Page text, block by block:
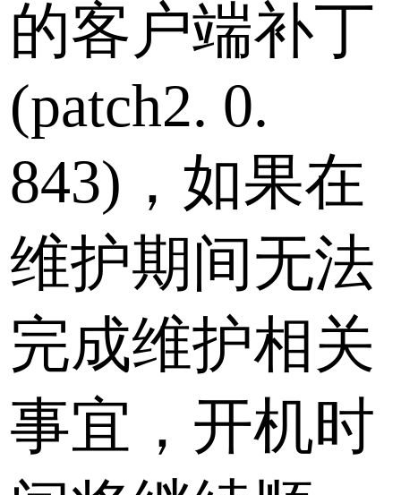
的客户端补丁
(patch2. 0.
843)，如果在
维护期间无法
完成维护相关
事宜，开机时